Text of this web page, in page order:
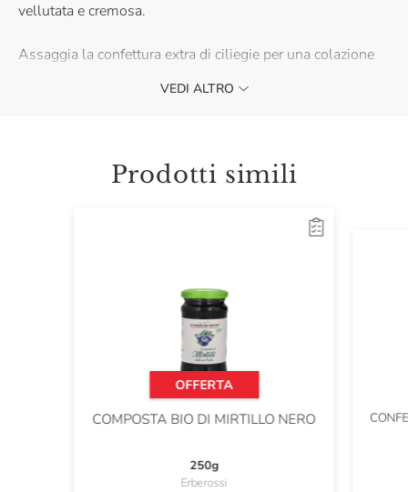
vellutata e cremosa.
Assaggia la confettura extra di ciliegie per una colazione
merenda golosa oppure per farcire torte ed altri dolci.
VEDI ALTRO
Prodotti simili
OFFERTA
COMPOSTA BIO DI MIRTILLO NERO
250g
Erberossi